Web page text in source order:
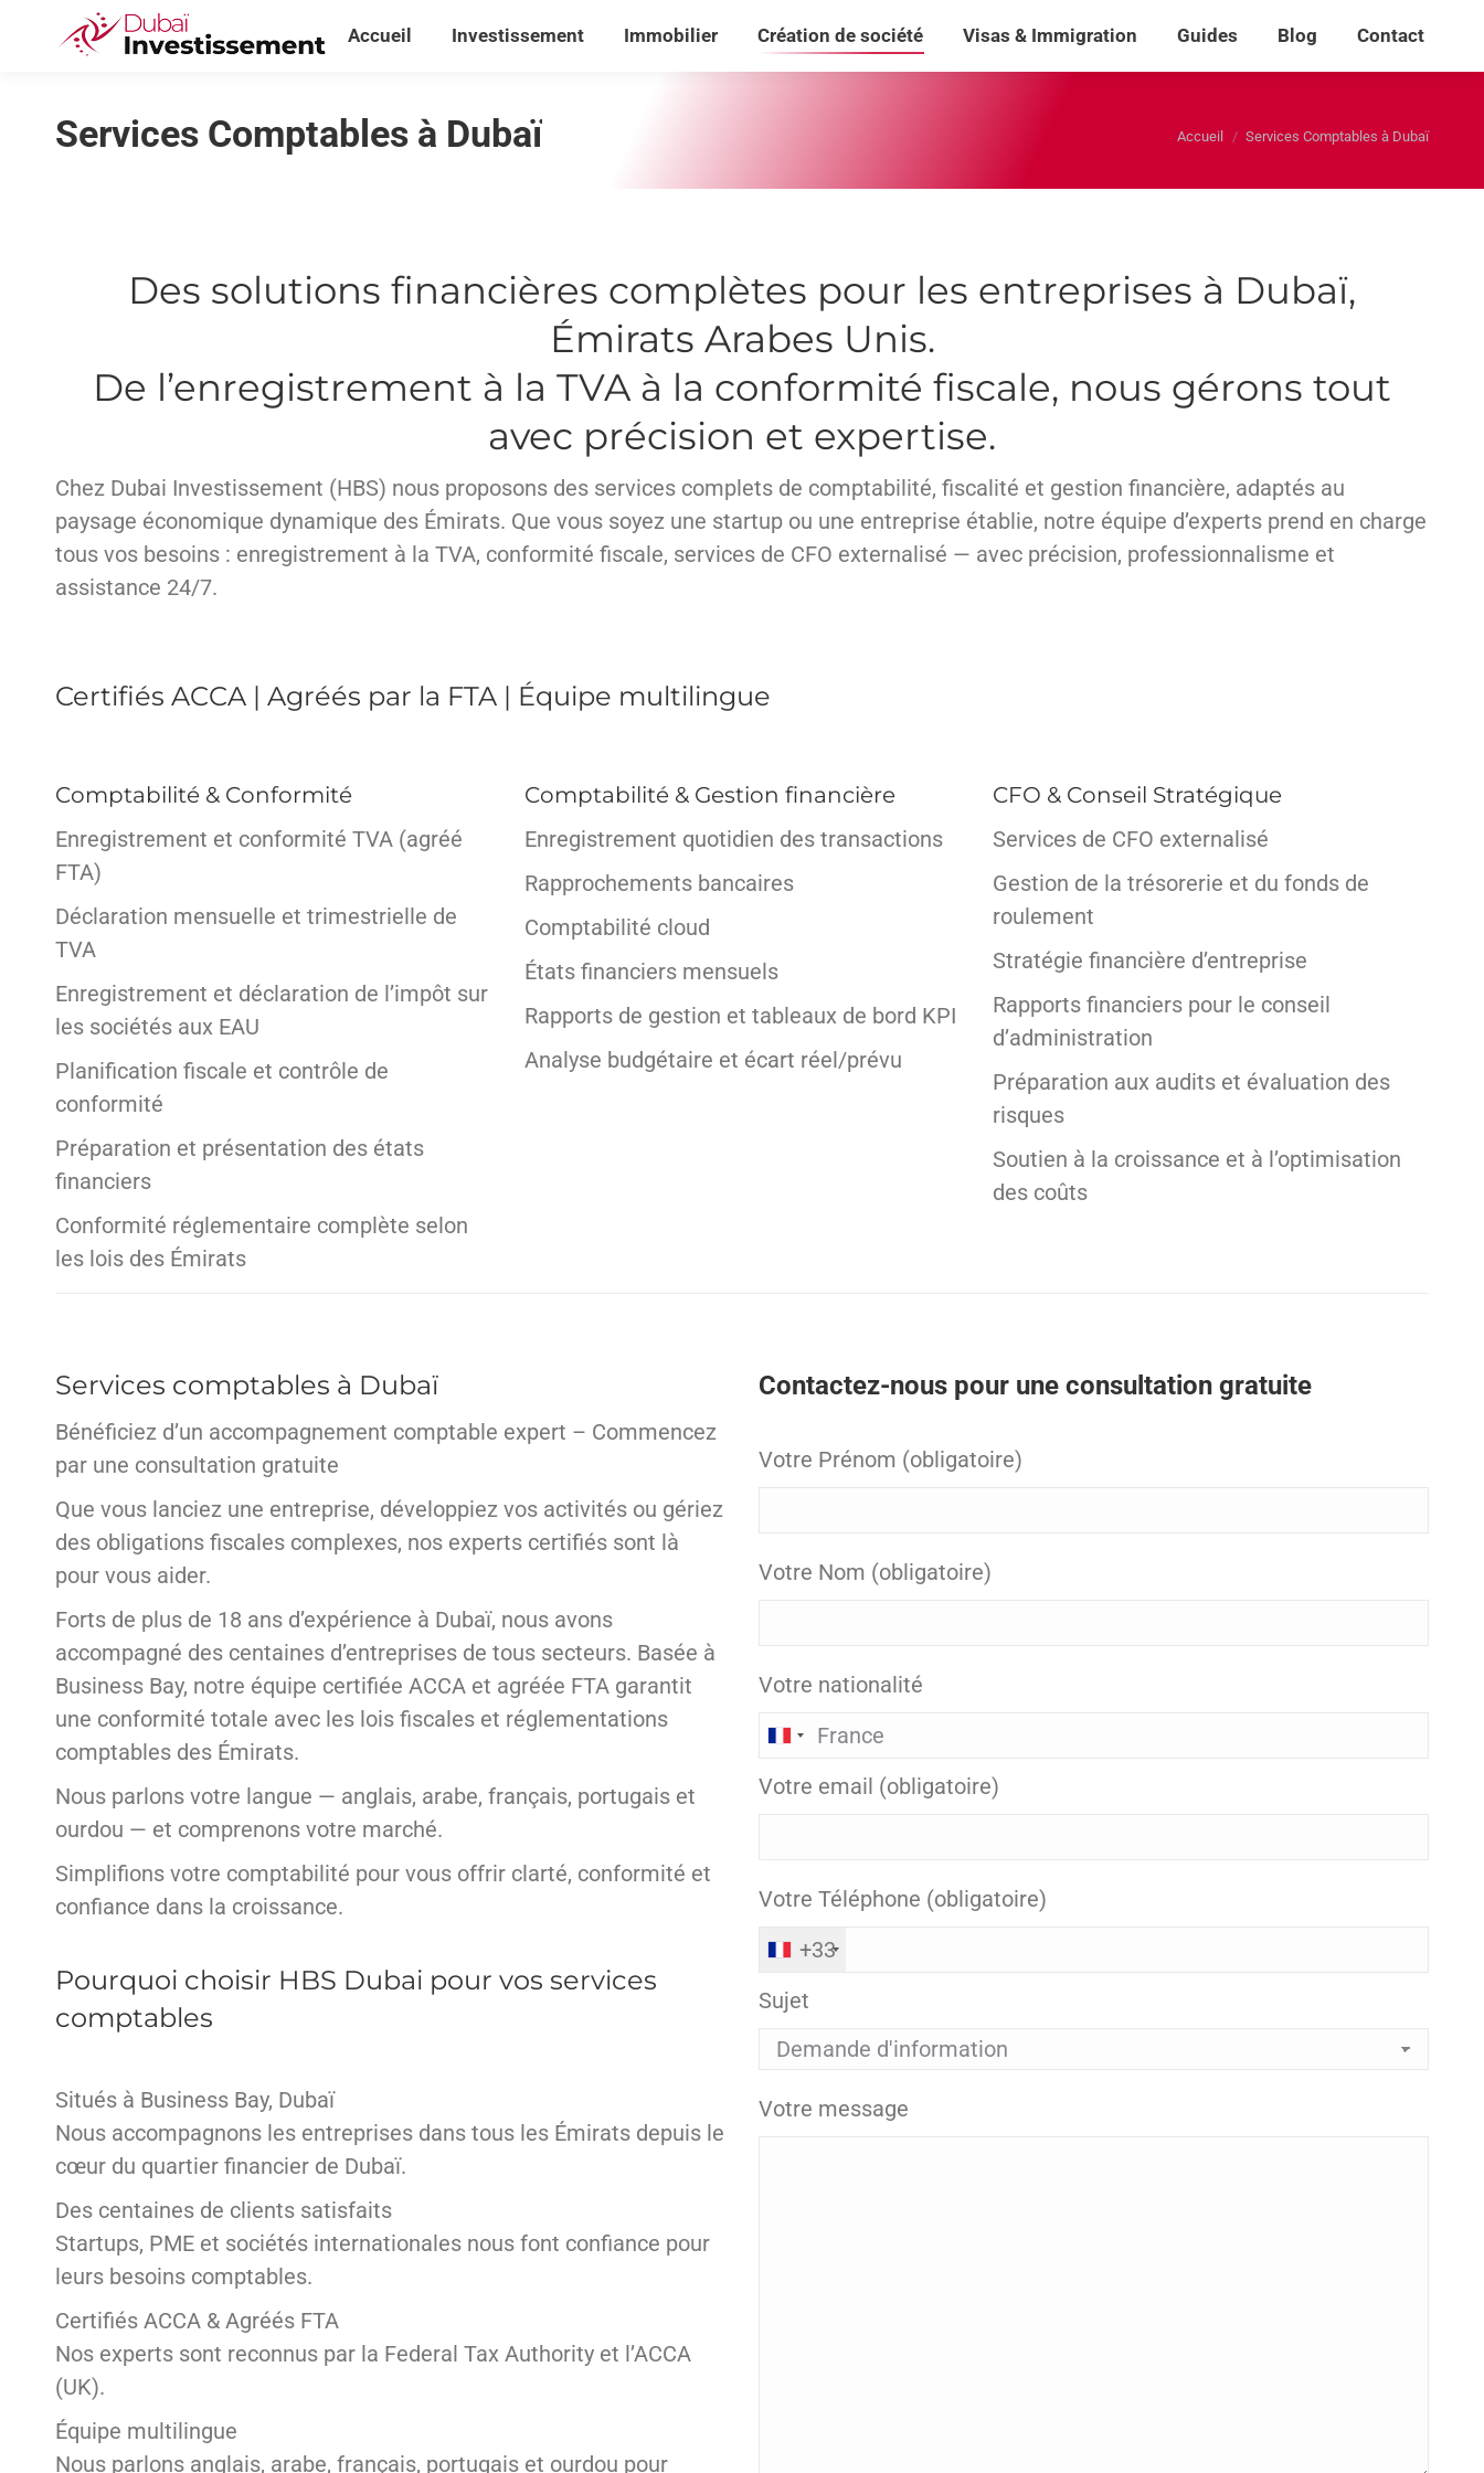
Accueil Investissement Immobilier Création de société Visas & Immigration Guides Blog Contact
Services Comptables à Dubaï Vous êtes ici :
Accueil Services Comptables à Dubaï
Des solutions financières complètes pour les entreprises à Dubaï,
Émirats Arabes Unis.
De l’enregistrement à la TVA à la conformité fiscale, nous gérons tout
avec précision et expertise.
Chez Dubai Investissement (HBS) nous proposons des services complets de comptabilité, fiscalité et gestion financière, adaptés au
paysage économique dynamique des Émirats. Que vous soyez une startup ou une entreprise établie, notre équipe d’experts prend en charge
tous vos besoins : enregistrement à la TVA, conformité fiscale, services de CFO externalisé — avec précision, professionnalisme et
assistance 24/7.
Certifiés ACCA | Agréés par la FTA | Équipe multilingue
Comptabilité & Conformité
Enregistrement et conformité TVA (agréé
FTA)
Déclaration mensuelle et trimestrielle de
TVA
Enregistrement et déclaration de l’impôt sur
les sociétés aux EAU
Planification fiscale et contrôle de
conformité
Préparation et présentation des états
financiers
Conformité réglementaire complète selon
les lois des Émirats
Comptabilité & Gestion financière
Enregistrement quotidien des transactions
Rapprochements bancaires
Comptabilité cloud
États financiers mensuels
Rapports de gestion et tableaux de bord KPI
Analyse budgétaire et écart réel/prévu
CFO & Conseil Stratégique
Services de CFO externalisé
Gestion de la trésorerie et du fonds de
roulement
Stratégie financière d’entreprise
Rapports financiers pour le conseil
d’administration
Préparation aux audits et évaluation des
risques
Soutien à la croissance et à l’optimisation
des coûts
Services comptables à Dubaï
Bénéficiez d’un accompagnement comptable expert – Commencez
par une consultation gratuite
Que vous lanciez une entreprise, développiez vos activités ou gériez
des obligations fiscales complexes, nos experts certifiés sont là
pour vous aider.
Forts de plus de 18 ans d’expérience à Dubaï, nous avons
accompagné des centaines d’entreprises de tous secteurs. Basée à
Business Bay, notre équipe certifiée ACCA et agréée FTA garantit
une conformité totale avec les lois fiscales et réglementations
comptables des Émirats.
Nous parlons votre langue — anglais, arabe, français, portugais et
ourdou — et comprenons votre marché.
Simplifions votre comptabilité pour vous offrir clarté, conformité et
confiance dans la croissance.
Pourquoi choisir HBS Dubai pour vos services
comptables
Situés à Business Bay, Dubaï
Nous accompagnons les entreprises dans tous les Émirats depuis le
cœur du quartier financier de Dubaï.
Des centaines de clients satisfaits
Startups, PME et sociétés internationales nous font confiance pour
leurs besoins comptables.
Certifiés ACCA & Agréés FTA
Nos experts sont reconnus par la Federal Tax Authority et l’ACCA
(UK).
Équipe multilingue
Nous parlons anglais, arabe, français, portugais et ourdou pour
Contactez-nous pour une consultation gratuite
Votre Prénom (obligatoire)
Votre Nom (obligatoire)
Votre nationalité
Votre email (obligatoire)
Votre Téléphone (obligatoire)
+33
Sujet
Votre message
Accueil Investissement Immobilier Création de société Visas & Immigration Guides Blog Contact